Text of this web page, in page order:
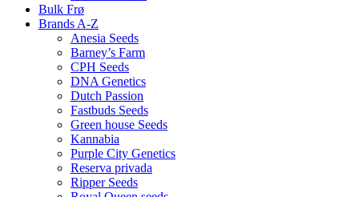
Bulk Frø
Brands A-Z
Anesia Seeds
Barney’s Farm
CPH Seeds
DNA Genetics
Dutch Passion
Fastbuds Seeds
Green house Seeds
Kannabia
Purple City Genetics
Reserva privada
Ripper Seeds